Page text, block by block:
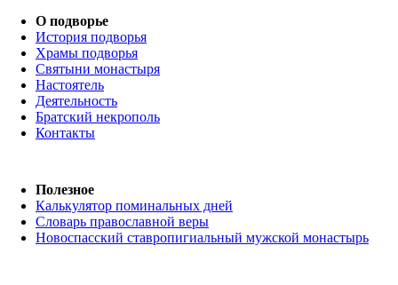
О подворье
История подворья
Храмы подворья
Святыни монастыря
Настоятель
Деятельность
Братский некрополь
Контакты
Полезное
Калькулятор поминальных дней
Словарь православной веры
Новоспасский ставропигиальный мужской монастырь